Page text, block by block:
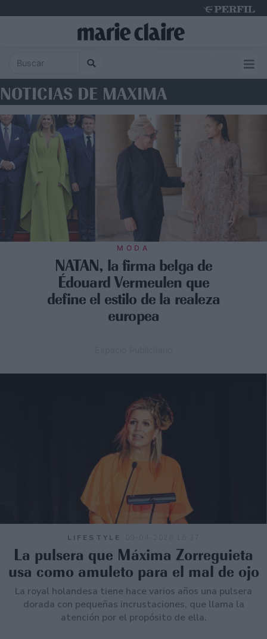
NOTICIAS DE MAXIMA
MODA
NATAN, la firma belga de
Édouard Vermeulen que
define el estilo de la realeza
europea
LIFESTYLE
La pulsera que Máxima Zorreguieta
usa como amuleto para el mal de ojo
La royal holandesa tiene hace varios años una pulsera
dorada con pequeñas incrustaciones, que llama la
atención por el propósito de ella.